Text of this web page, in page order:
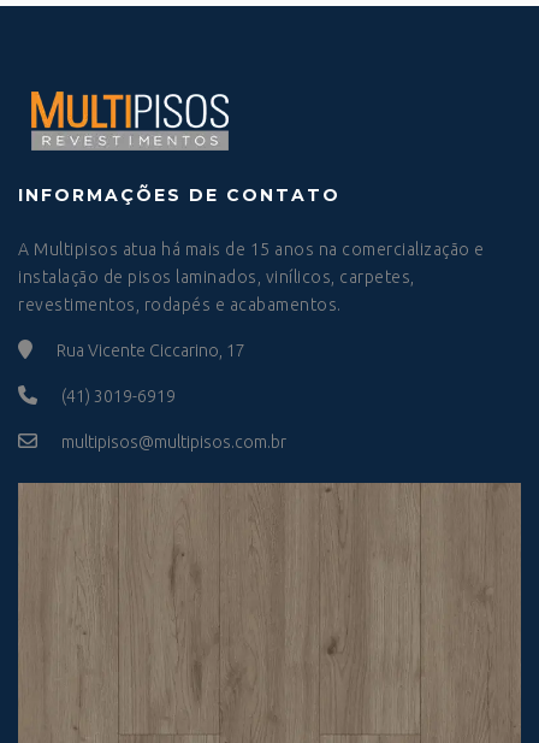
INFORMAÇÕES DE CONTATO
A Multipisos atua há mais de 15 anos na comercialização e
instalação de pisos laminados, vinílicos, carpetes,
revestimentos, rodapés e acabamentos.
Rua Vicente Ciccarino, 17
(41) 3019-6919
multipisos@multipisos.com.br